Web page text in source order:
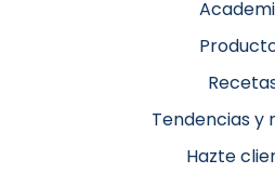
Tendencias y
Hazte